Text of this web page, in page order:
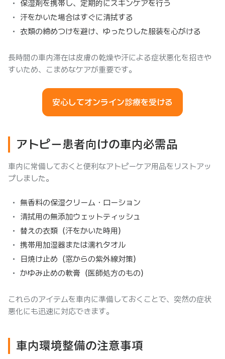
保湿剤を携帯し、定期的にスキンケアを行う
汗をかいた場合はすぐに清拭する
衣類の締めつけを避け、ゆったりした服装を心がける
長時間の車内滞在は皮膚の乾燥や汗による症状悪化を招きや
すいため、こまめなケアが重要です。
安心してオンライン診療を受ける
アトピー患者向けの車内必需品
車内に常備しておくと便利なアトピーケア用品をリストアッ
プしました。
無香料の保湿クリーム・ローション
清拭用の無添加ウェットティッシュ
替えの衣類（汗をかいた時用）
携帯用加湿器または濡れタオル
日焼け止め（窓からの紫外線対策）
かゆみ止めの軟膏（医師処方のもの）
これらのアイテムを車内に準備しておくことで、突然の症状
悪化にも迅速に対応できます。
車内環境整備の注意事項